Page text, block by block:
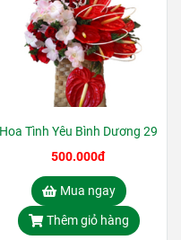
Hoa Tình Yêu Bình Dương 29
500.000đ
Mua ngay
Thêm giỏ hàng